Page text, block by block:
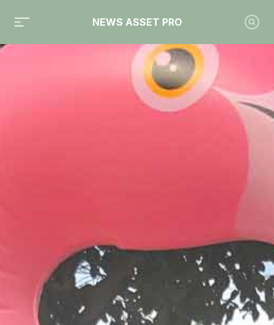
NEWS ASSET PRO
Toute l'actualité sur le tag "intelligence artificielle"